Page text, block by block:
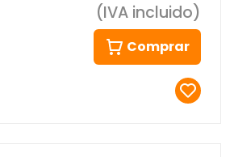
(IVA incluido)
Comprar